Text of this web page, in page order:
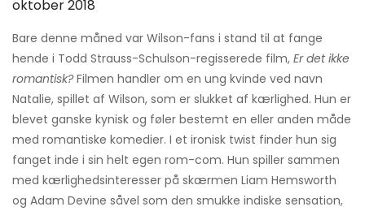
oktober 2018
Bare denne måned var Wilson-fans i stand til at fange
hende i Todd Strauss-Schulson-regisserede film, Er det ikke
romantisk?Filmen handler om en ung kvinde ved navn
Natalie, spillet af Wilson, som er slukket af kærlighed. Hun er
blevet ganske kynisk og føler bestemt en eller anden måde
med romantiske komedier. I et ironisk twist finder hun sig
fanget inde i sin helt egen rom-com. Hun spiller sammen
med kærlighedsinteresser på skærmen Liam Hemsworth
og Adam Devine såvel som den smukke indiske sensation,